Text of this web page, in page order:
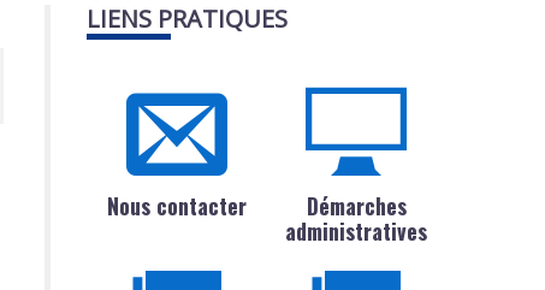
LIENS PRATIQUES
Nous contacter
Démarches
administratives